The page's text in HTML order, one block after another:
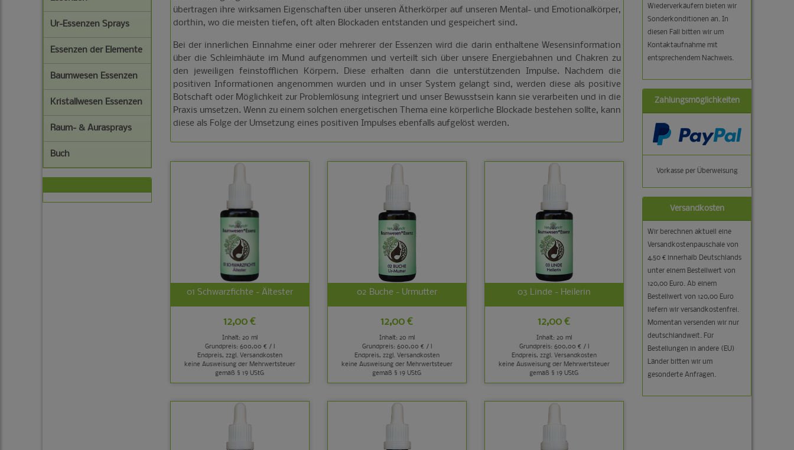
Ur-Essenzen Sprays
Essenzen der Elemente
Baumwesen Essenzen
Kristallwesen Essenzen
Raum- & Aurasprays
Buch
übertragen ihre wirksamen Eigenschaften über unseren Ätherkörper auf unseren Mental- und Emotionalkörper,
dorthin, wo die meisten tiefen, oft alten Blockaden entstanden und gespeichert sind.
Bei der innerlichen Einnahme einer oder mehrerer der Essenzen wird die darin enthaltene Wesensinformation
über die Schleimhäute im Mund aufgenommen und verteilt sich über unsere Energiebahnen und Chakren zu
den jeweiligen feinstofflichen Körpern. Diese erhalten dann die unterstützenden Impulse. Nachdem die
positiven Informationen angenommen wurden und in unser System gelangt sind, werden diese als positive
Botschaft oder Möglichkeit zur Problemlösung integriert und unser Bewusstsein kann sie verarbeiten und in die
Praxis umsetzen. Wenn zu einem solchen energetischen Thema eine körperliche Blockade bestehen sollte, kann
diese als Folge der Umsetzung eines positiven Impulses ebenfalls aufgelöst werden.
01 Schwarzfichte - Ältester
12,00 €
Inhalt: 20 ml
Grundpreis: 600,00 € / l
Endpreis, zzgl. Versandkosten
keine Ausweisung der Mehrwertsteuer
gemäß § 19 UStG
02 Buche - Urmutter
12,00 €
Inhalt: 20 ml
Grundpreis: 600,00 € / l
Endpreis, zzgl. Versandkosten
keine Ausweisung der Mehrwertsteuer
gemäß § 19 UStG
03 Linde - Heilerin
12,00 €
Inhalt: 20 ml
Grundpreis: 600,00 € / l
Endpreis, zzgl. Versandkosten
keine Ausweisung der Mehrwertsteuer
gemäß § 19 UStG
Wiederverkäufern bieten wir
Sonderkonditionen an. In
diesen Fall bitten wir um
Kontaktaufnahme mit
entsprechendem Nachweis.
Zahlungsmöglichkeiten
Vorkasse per Überweisung
Versandkosten
Wir berechnen aktuell eine
Versandkostenpauschale von
4,50 € innerhalb Deutschlands
unter einem Bestellwert von
120,00 Euro. Ab einem
Bestellwert von 120,00 Euro
liefern wir versandkostenfrei.
Momentan versenden wir nur
deutschlandweit. Für
Bestellungen in andere (EU)
Länder bitten wir um
gesonderte Anfragen.